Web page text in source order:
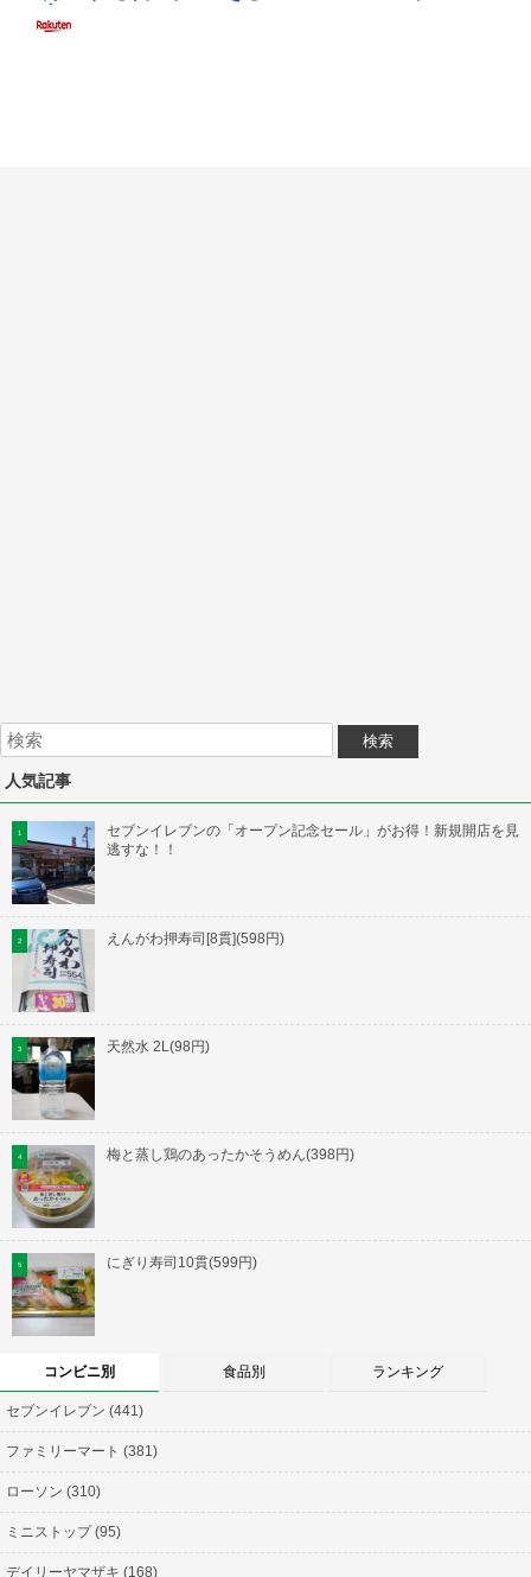
人気記事
セブンイレブンの「オープン記念セール」がお得！新規開店を見
逃すな！！
えんがわ押寿司[8貫](598円)
天然水 2L(98円)
梅と蒸し鶏のあったかそうめん(398円)
にぎり寿司10貫(599円)
コンビニ別 食品別 ランキング
セブンイレブン (441)
ファミリーマート (381)
ローソン (310)
ミニストップ (95)
デイリーヤマザキ (168)